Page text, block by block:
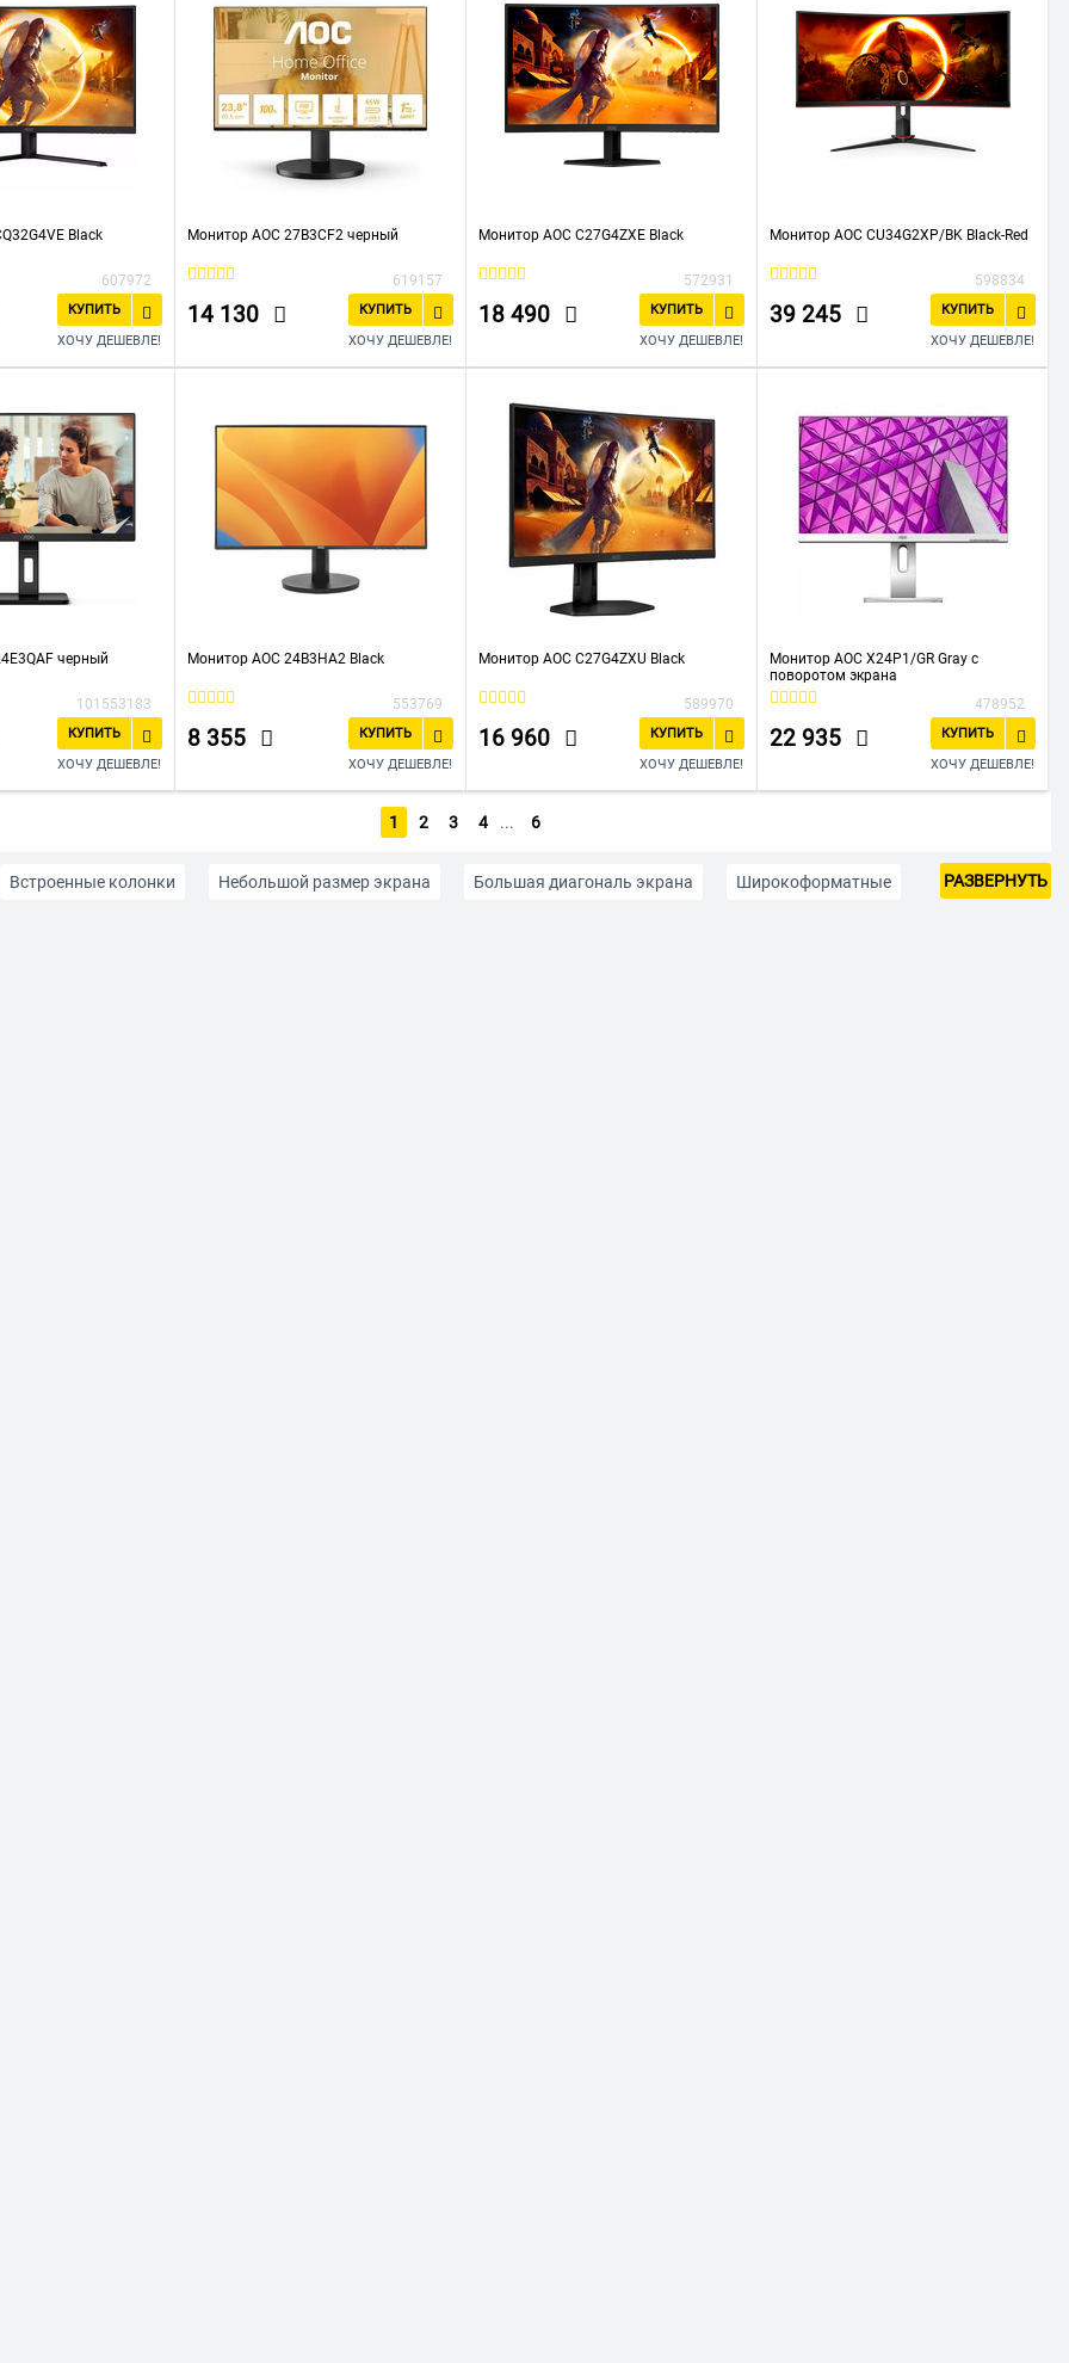
Black
607972
КУПИТЬ
ХОЧУ ДЕШЕВЛЕ!
Монитор AOC 27B3CF2 черный
619157
14 130
КУПИТЬ
ХОЧУ ДЕШЕВЛЕ!
Монитор AOC C27G4ZXE Black
572931
18 490
КУПИТЬ
ХОЧУ ДЕШЕВЛЕ!
Монитор AOC CU34G2XP/BK Black-Red
598834
39 245
КУПИТЬ
ХОЧУ ДЕШЕВЛЕ!
черный
101553183
КУПИТЬ
ХОЧУ ДЕШЕВЛЕ!
Монитор AOC 24B3HA2 Black
553769
8 355
КУПИТЬ
ХОЧУ ДЕШЕВЛЕ!
Монитор AOC C27G4ZXU Black
589970
16 960
КУПИТЬ
ХОЧУ ДЕШЕВЛЕ!
Монитор AOC X24P1/GR Gray с
поворотом экрана
478952
22 935
КУПИТЬ
ХОЧУ ДЕШЕВЛЕ!
1 2 3 4 ... 6
Встроенные колонки Небольшой размер экрана Большая диагональ экрана Широкоформатные РАЗВЕРНУТЬ